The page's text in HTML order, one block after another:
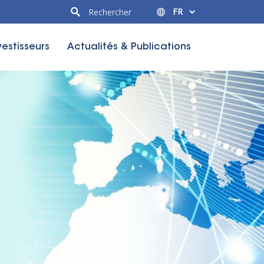
Actualités & Publications